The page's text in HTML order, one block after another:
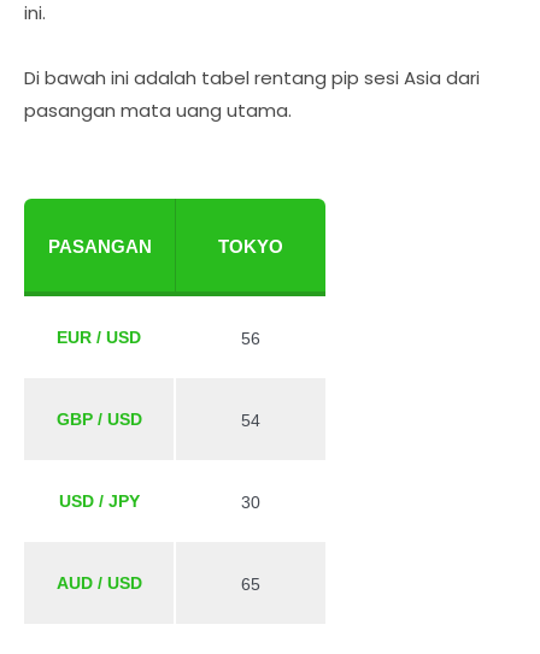
ini.
Di bawah ini adalah tabel rentang pip sesi Asia dari
pasangan mata uang utama.
PASANGAN TOKYO
EUR / USD 56
GBP / USD 54
USD / JPY 30
AUD / USD 65